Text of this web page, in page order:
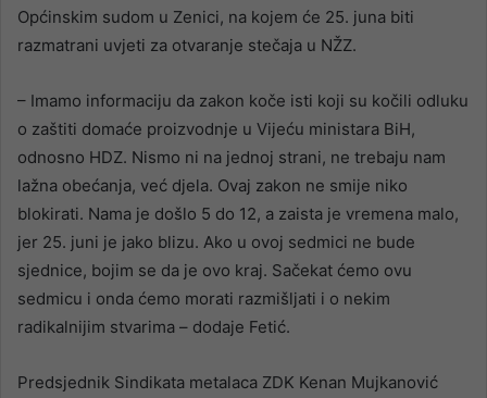
Općinskim sudom u Zenici, na kojem će 25. juna biti
razmatrani uvjeti za otvaranje stečaja u NŽZ.
– Imamo informaciju da zakon koče isti koji su kočili odluku
o zaštiti domaće proizvodnje u Vijeću ministara BiH,
odnosno HDZ. Nismo ni na jednoj strani, ne trebaju nam
lažna obećanja, već djela. Ovaj zakon ne smije niko
blokirati. Nama je došlo 5 do 12, a zaista je vremena malo,
jer 25. juni je jako blizu. Ako u ovoj sedmici ne bude
sjednice, bojim se da je ovo kraj. Sačekat ćemo ovu
sedmicu i onda ćemo morati razmišljati i o nekim
radikalnijim stvarima – dodaje Fetić.
Predsjednik Sindikata metalaca ZDK Kenan Mujkanović